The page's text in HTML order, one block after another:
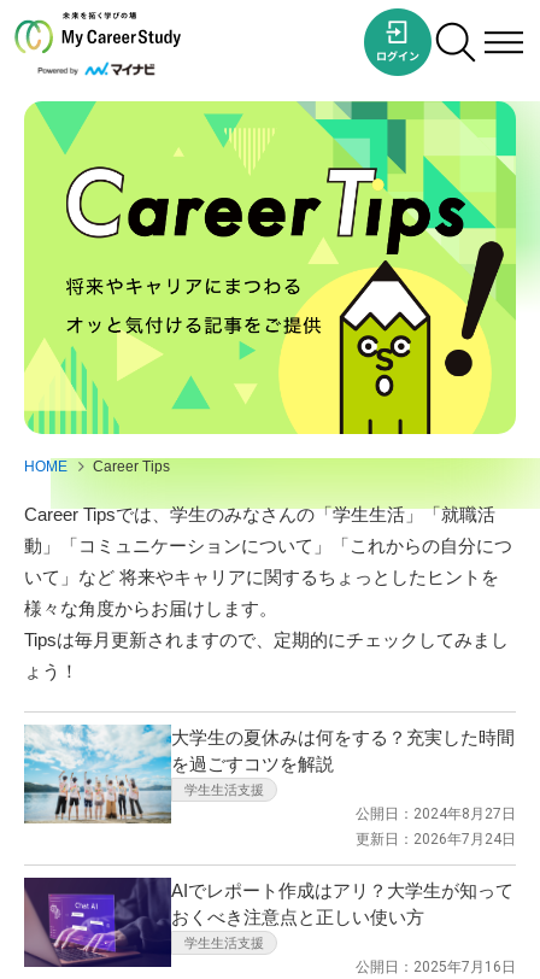
HOME Career Tips
Career Tipsでは、学生のみなさんの「学生生活」「就職活
動」「コミュニケーションについて」「これからの自分につ
いて」など 将来やキャリアに関するちょっとしたヒントを
様々な角度からお届けします。
Tipsは毎月更新されますので、定期的にチェックしてみまし
ょう！
大学生の夏休みは何をする？充実した時間
を過ごすコツを解説
学生生活支援
公開日：2024年8月27日
更新日：2026年7月24日
AIでレポート作成はアリ？大学生が知って
おくべき注意点と正しい使い方
学生生活支援
公開日：2025年7月16日